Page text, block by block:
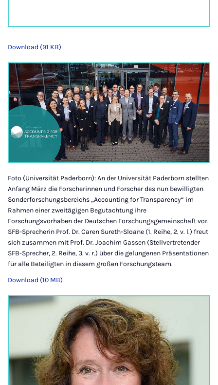
Download (91 KB)
Foto (Universität Paderborn): An der Universität Paderborn stellten
Anfang März die Forscherinnen und Forscher des nun bewilligten
Sonderforschungsbereichs „Accounting for Transparency“ im
Rahmen einer zweitägigen Begutachtung ihre
Forschungsvorhaben der Deutschen Forschungsgemeinschaft vor.
SFB-Sprecherin Prof. Dr. Caren Sureth-Sloane (1. Reihe, 2. v. l.) freut
sich zusammen mit Prof. Dr. Joachim Gassen (Stellvertretender
SFB-Sprecher, 2. Reihe, 3. v. r.) über die gelungenen Präsentationen
für alle Beteiligten in diesem großen Forschungsteam.
Download (10 MB)